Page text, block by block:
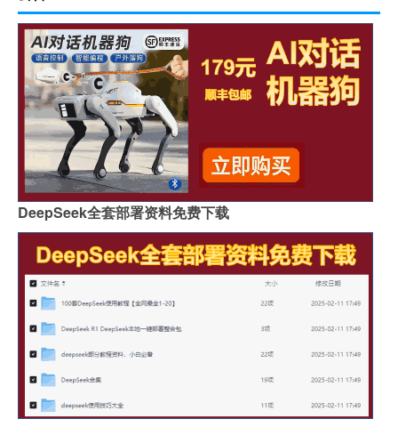
DeepSeek全套部署资料免费下载